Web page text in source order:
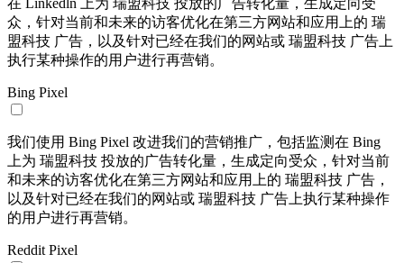
众，针对当前和未来的访客优化在第三方网站和应用上的 瑞
盟科技 广告，以及针对已经在我们的网站或 瑞盟科技 广告上
执行某种操作的用户进行再营销。
Bing Pixel
我们使用 Bing Pixel 改进我们的营销推广，包括监测在 Bing
上为 瑞盟科技 投放的广告转化量，生成定向受众，针对当前
和未来的访客优化在第三方网站和应用上的 瑞盟科技 广告，
以及针对已经在我们的网站或 瑞盟科技 广告上执行某种操作
的用户进行再营销。
Reddit Pixel